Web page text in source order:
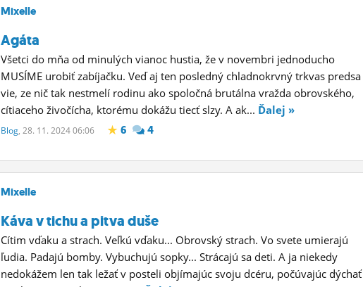
Mixelle
Agáta
Všetci do mňa od minulých vianoc hustia, že v novembri jednoducho
MUSÍME urobiť zabíjačku. Veď aj ten posledný chladnokrvný trkvas predsa
vie, ze nič tak nestmelí rodinu ako spoločná brutálna vražda obrovského,
cítiaceho živočícha, ktorému dokážu tiecť slzy. A ak... Ďalej »
Blog, 28. 11. 2024 06:06 6 4
Mixelle
Káva v tichu a pitva duše
Cítim vďaku a strach. Veľkú vďaku... Obrovský strach. Vo svete umierajú
ľudia. Padajú bomby. Vybuchujú sopky... Strácajú sa deti. A ja niekedy
nedokážem len tak ležať v posteli objímajúc svoju dcéru, počúvajúc dýchať